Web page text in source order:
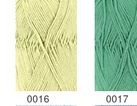
0016 0017